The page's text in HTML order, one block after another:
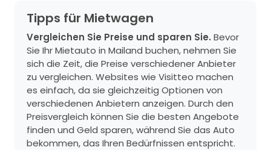
Tipps für Mietwagen
Vergleichen Sie Preise und sparen Sie. Bevor
Sie Ihr Mietauto in Mailand buchen, nehmen Sie
sich die Zeit, die Preise verschiedener Anbieter
zu vergleichen. Websites wie Visitteo machen
es einfach, da sie gleichzeitig Optionen von
verschiedenen Anbietern anzeigen. Durch den
Preisvergleich können Sie die besten Angebote
finden und Geld sparen, während Sie das Auto
bekommen, das Ihren Bedürfnissen entspricht.